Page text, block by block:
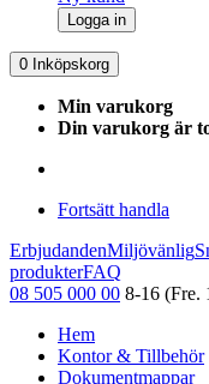
Logga in
0 Inköpskorg
Min varukorg
Din varukorg är
Fortsätt handla
ErbjudandenMiljövänlig
produkterFAQ
08 505 000 00 8-16 (Fre.
Hem
Kontor & Tillbehör
Dokumentmappar